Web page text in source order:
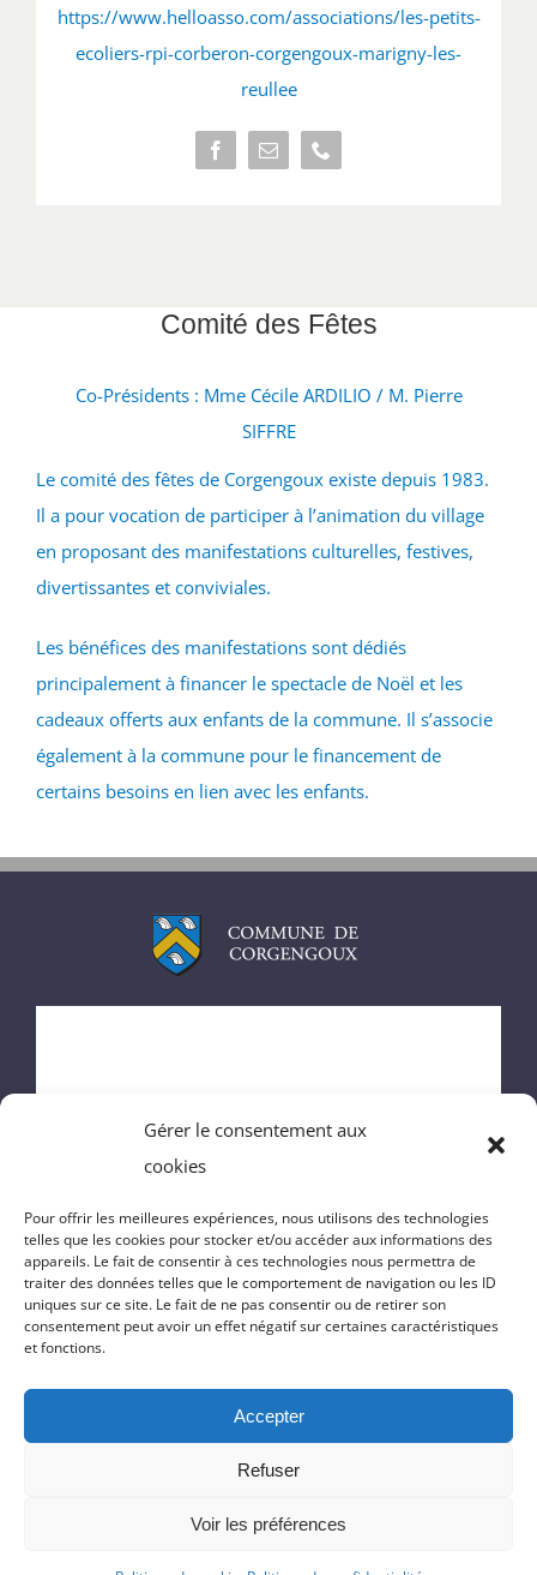
Gérer le consentement aux
cookies
Pour offrir les meilleures expériences, nous utilisons des technologies
telles que les cookies pour stocker et/ou accéder aux informations des
appareils. Le fait de consentir à ces technologies nous permettra de
traiter des données telles que le comportement de navigation ou les ID
uniques sur ce site. Le fait de ne pas consentir ou de retirer son
consentement peut avoir un effet négatif sur certaines caractéristiques
et fonctions.
Accepter
Refuser
Voir les préférences
https://www.helloasso.com/associations/les-petits-
ecoliers-rpi-corberon-corgengoux-marigny-les-
reullee
Comité des Fêtes
Co-Présidents : Mme Cécile ARDILIO / M. Pierre
SIFFRE
Le comité des fêtes de Corgengoux existe depuis 1983.
Il a pour vocation de participer à l’animation du village
en proposant des manifestations culturelles, festives,
divertissantes et conviviales.
Les bénéfices des manifestations sont dédiés
principalement à financer le spectacle de Noël et les
cadeaux offerts aux enfants de la commune. Il s’associe
également à la commune pour le financement de
certains besoins en lien avec les enfants.
VIE DU VILLAGE
VIE PRATIQUE
CONTACT